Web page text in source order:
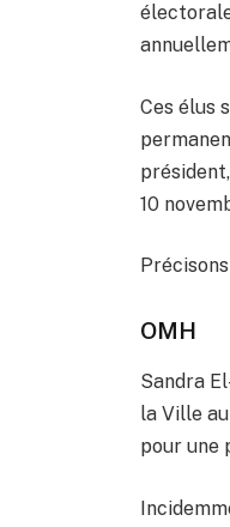
Ces élus
10
OMH
Sandra
la Ville
pour une